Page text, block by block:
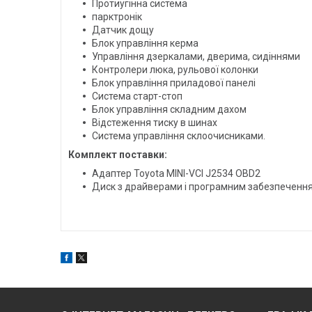
Протиугінна система
парктронік
Датчик дощу
Блок управління керма
Управління дзеркалами, дверима, сидіннями
Контролери люка, рульової колонки
Блок управління приладової панелі
Система старт-стоп
Блок управління складним дахом
Відстеження тиску в шинах
Система управління склоочисниками.
Комплект поставки:
Адаптер Toyota MINI-VCI J2534 OBD2
Диск з драйверами і програмним